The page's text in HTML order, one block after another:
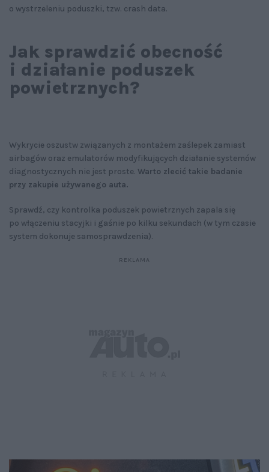
o wystrzeleniu poduszki, tzw. crash data.
Jak sprawdzić obecność
i działanie poduszek
powietrznych?
Wykrycie oszustw związanych z montażem zaślepek zamiast
airbagów oraz emulatorów modyfikujących działanie systemów
diagnostycznych nie jest proste. Warto zlecić takie badanie
przy zakupie używanego auta.
Sprawdź, czy kontrolka poduszek powietrznych zapala się
po włączeniu stacyjki i gaśnie po kilku sekundach (w tym czasie
system dokonuje samosprawdzenia).